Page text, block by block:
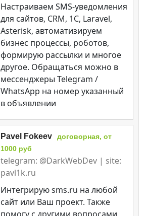
Настраиваем SMS-уведомления
для сайтов, CRM, 1C, Laravel,
Asterisk, автоматизируем
бизнес процессы, роботов,
формирую рассылки и многое
другое. Обращаться можно в
мессенджеры Telegram /
WhatsApp на номер указанный
в объявлении
Pavel Fokeev
договорная, от
1000 руб
telegram: @DarkWebDev | site:
pavl1k.ru
Интегрирую sms.ru на любой
сайт или Ваш проект. Также